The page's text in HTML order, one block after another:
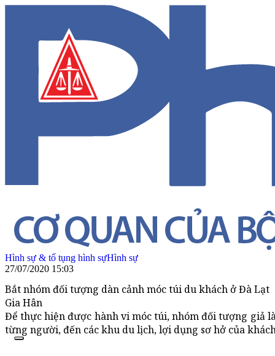
Hình sự & tố tụng hình sựHình sự
27/07/2020 15:03
Bắt nhóm đối tượng dàn cảnh móc túi du khách ở Đà Lạt
Gia Hân
Để thực hiện được hành vi móc túi, nhóm đối tượng giả
từng người, đến các khu du lịch, lợi dụng sơ hở của